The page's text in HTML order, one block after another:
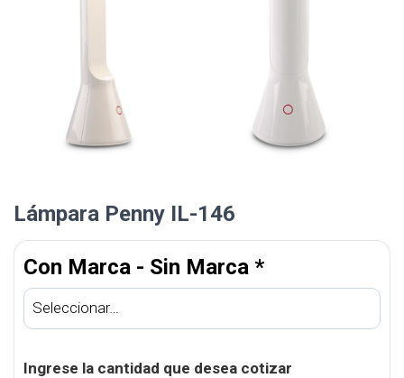
Lámpara Penny IL-146
Con Marca - Sin Marca *
Ingrese la cantidad que desea cotizar